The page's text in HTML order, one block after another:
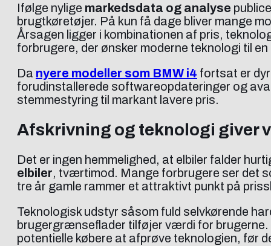
Ifølge nylige markedsdata og analyse
brugtkøretøjer. På kun få dage bliver mange
Årsagen ligger i kombinationen af pris,
forbrugere, der ønsker moderne teknologi til
Da nyere modeller som BMW i4 fortsat er
forudinstallerede softwareopdateringer og
stemmestyring til markant lavere pris.
Afskrivning og teknologi giver
Det er ingen hemmelighed, at elbiler falder
elbiler, tværtimod. Mange forbrugere ser det
tre år gamle rammer et attraktivt punkt på
Teknologisk udstyr såsom fuld selvkørende
brugergrænseflader tilføjer værdi for brugerne.
potentielle købere at afprøve teknologien, før